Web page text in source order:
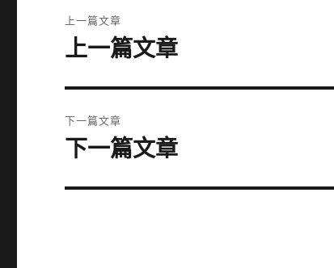
章
上一篇文章
上
篇
文
章:
上一篇文章
下一篇文章
下
篇
下一篇文章